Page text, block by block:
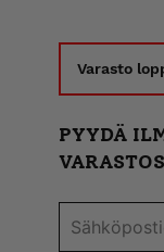
Varasto
PYYDÄ